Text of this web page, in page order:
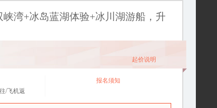
湾+冰岛蓝湖体验+冰川湖游船，升
起价说明
/飞机返
报名须知